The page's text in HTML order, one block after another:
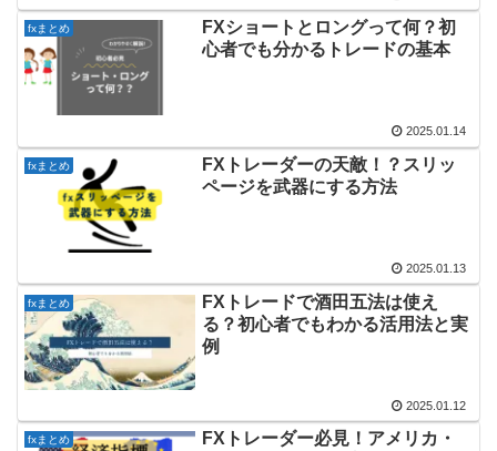
fxまとめ
FXショートとロングって何？初
心者でも分かるトレードの基本
2025.01.14
fxまとめ
FXトレーダーの天敵！？スリッ
ページを武器にする方法
2025.01.13
fxまとめ
FXトレードで酒田五法は使え
る？初心者でもわかる活用法と実
例
2025.01.12
fxまとめ FXトレーダー必見！アメリカ・